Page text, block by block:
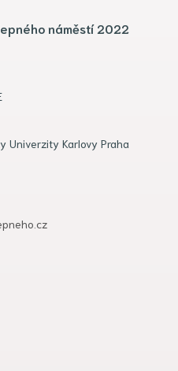
náměstí 2022
Univerzity Karlovy Praha